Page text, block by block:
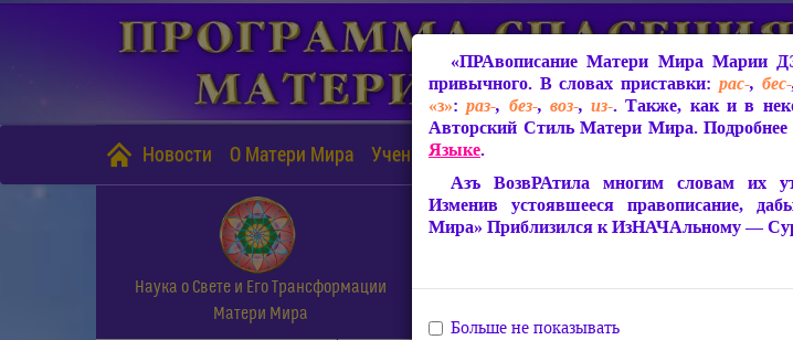
Новости О Матери Мира Учение Матери Мира
Наука о Свете и Его Трансформации
Матери Мира
СофиоЛогия Матери Мира
«ПРАвописание Матери Мира Марии
привычного. В словах приставки: рас-, бес-
«з»:раз-, без-, воз-,из-. Также, как и в
Авторский Стиль Матери Мира. Подробнее
Языке.
Азъ ВозвРАтила многим словам их
Изменив устоявшееся правописание,
Мира» Приблизился к ИзНАЧАльному —
Больше не показывать